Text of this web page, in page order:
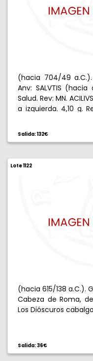
(hacia 704/49
Anv: SALVTIS
Salud. Rev: MN.
a izquierda. 4,10 g.
Salida: 132€
Lote 1122
(hacia 615/138 a.C.).
Cabeza de Roma,
Los Dióscuros
Salida: 36€